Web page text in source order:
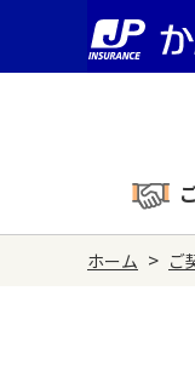
ホーム > ご